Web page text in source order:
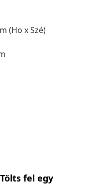
(Ho x Szé)
fel egy